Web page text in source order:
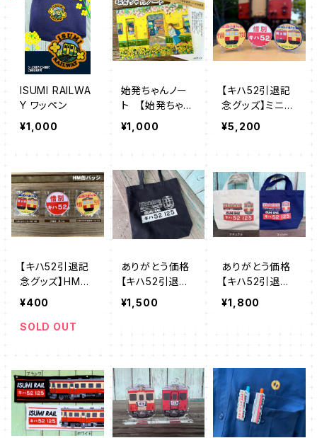
ISUMI RAILWA
Y ワッペン
¥1,000
始発ちゃんノー
ト 【始発ちゃん
×三省堂書店×
いすみ鉄道 コ
¥1,000
【キハ52引退記
念グッズ】ミニH
M
¥5,200
【キハ52引退記
念グッズ】HM缶
バッジ
¥400
SOLD OUT
ありがとう価格
【キハ52引退記
念グッズ】キハ5
2トートバッグ
¥1,500
ありがとう価格
【キハ52引退記
念グッズ】キハ5
2トートバッグ
¥1,800